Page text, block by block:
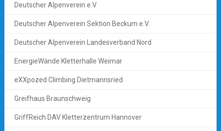
Deutscher Alpenverein e.V
Deutscher Alpenverein Sektion Beckum e.V.
Deutscher Alpenverein Landesverband Nord
EnergieWände Kletterhalle Weimar
eXXpozed Climbing Dietmannsried
Greifhaus Braunschweig
GriffReich DAV Kletterzentrum Hannover